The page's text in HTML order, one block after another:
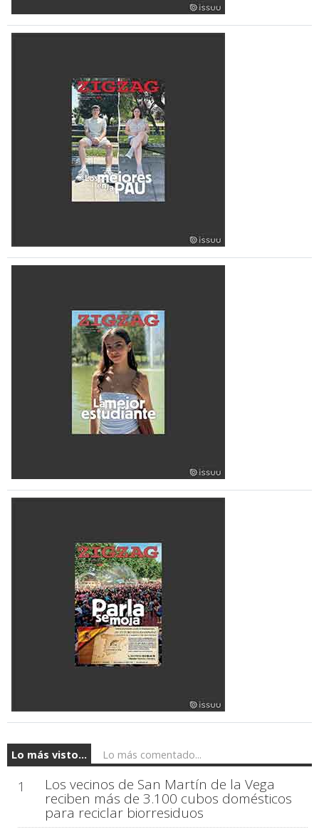
Lo más visto... Lo más comentado...
1 Los vecinos de San Martín de la Vega
reciben más de 3.100 cubos domésticos
para reciclar biorresiduos